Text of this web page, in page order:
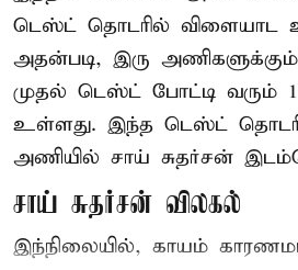
டெஸ்ட் தொடரில் விளையாட
அதன்படி, இரு
முதல் டெஸ்ட் போட்டி வரும்
உள்ளது. இந்த டெஸ்ட்
அணியில் சாய் சுதர்சன்
சாய் சுதர்சன் விலகல்
இந்நிலையில், காயம்